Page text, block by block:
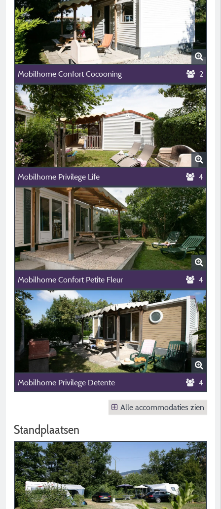
Mobilhome Confort Cocooning 2
Mobilhome Privilege Life 4
Mobilhome Confort Petite Fleur 4
Mobilhome Privilege Detente 4
Alle accommodaties zien
Standplaatsen